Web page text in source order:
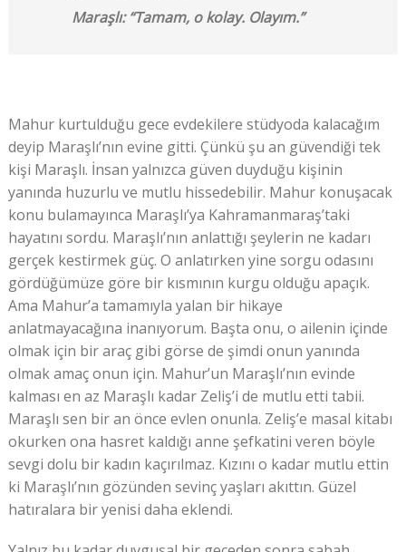
Maraşlı: “Tamam, o kolay. Olayım.”
Mahur kurtulduğu gece evdekilere stüdyoda kalacağım
deyip Maraşlı’nın evine gitti. Çünkü şu an güvendiği tek
kişi Maraşlı. İnsan yalnızca güven duyduğu kişinin
yanında huzurlu ve mutlu hissedebilir. Mahur konuşacak
konu bulamayınca Maraşlı’ya Kahramanmaraş’taki
hayatını sordu. Maraşlı’nın anlattığı şeylerin ne kadarı
gerçek kestirmek güç. O anlatırken yine sorgu odasını
gördüğümüze göre bir kısmının kurgu olduğu apaçık.
Ama Mahur’a tamamıyla yalan bir hikaye
anlatmayacağına inanıyorum. Başta onu, o ailenin içinde
olmak için bir araç gibi görse de şimdi onun yanında
olmak amaç onun için. Mahur’un Maraşlı’nın evinde
kalması en az Maraşlı kadar Zeliş’i de mutlu etti tabii.
Maraşlı sen bir an önce evlen onunla. Zeliş’e masal kitabı
okurken ona hasret kaldığı anne şefkatini veren böyle
sevgi dolu bir kadın kaçırılmaz. Kızını o kadar mutlu ettin
ki Maraşlı’nın gözünden sevinç yaşları akıttın. Güzel
hatıralara bir yenisi daha eklendi.